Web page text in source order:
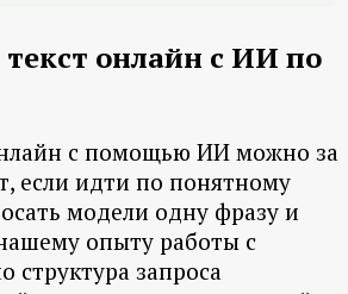
текст онлайн с ИИ по
с помощью ИИ можно за
если идти по понятному
модели одну фразу и
опыту работы с
структура запроса